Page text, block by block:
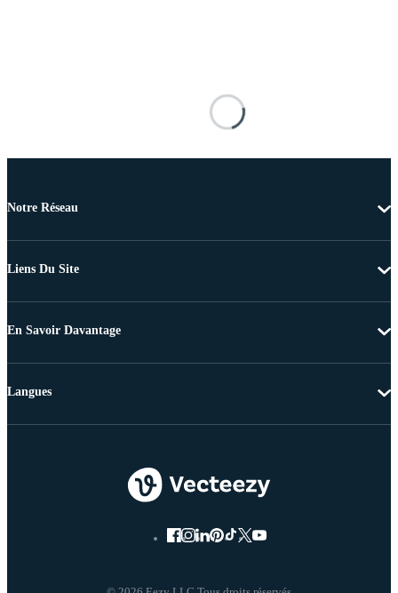
Notre Réseau
Liens Du Site
En Savoir Davantage
Langues